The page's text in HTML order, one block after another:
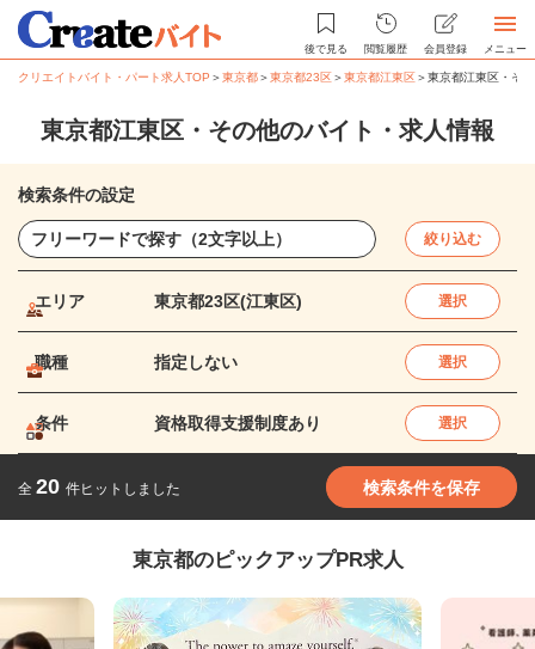
後で見る 閲覧履歴 会員登録 メニュー
クリエイトバイト・パート求人TOP ＞東京都＞東京都23区＞東京都江東区＞東京都江東区・そ
東京都江東区・その他のバイト・求人情報
検索条件の設定
絞り込む
エリア 東京都23区(江東区) 選択
職種 指定しない 選択
条件 資格取得支援制度あり 選択
全 20 件ヒットしました 検索条件を保存
東京都のピックアップPR求人